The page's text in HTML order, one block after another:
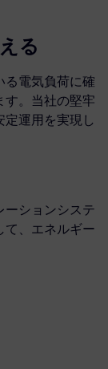
る
る電気負荷に確
す。当社の堅牢
定運用を実現し
ーションシステ
て、エネルギー